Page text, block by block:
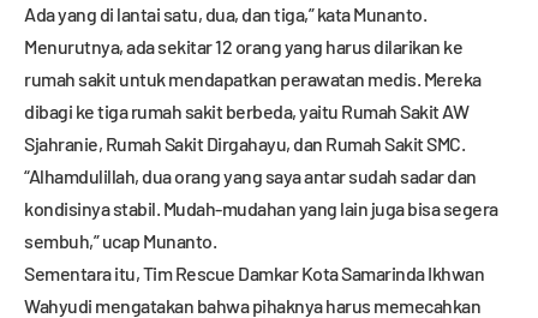
Ada yang di lantai satu, dua, dan tiga,” kata Munanto.
Menurutnya, ada sekitar 12 orang yang harus dilarikan ke
rumah sakit untuk mendapatkan perawatan medis. Mereka
dibagi ke tiga rumah sakit berbeda, yaitu Rumah Sakit AW
Sjahranie, Rumah Sakit Dirgahayu, dan Rumah Sakit SMC.
“Alhamdulillah, dua orang yang saya antar sudah sadar dan
kondisinya stabil. Mudah-mudahan yang lain juga bisa segera
sembuh,” ucap Munanto.
Sementara itu, Tim Rescue Damkar Kota Samarinda Ikhwan
Wahyudi mengatakan bahwa pihaknya harus memecahkan